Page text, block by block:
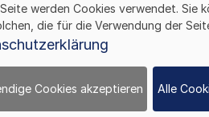
des
werden Cookies verwendet. Sie
die für die Verwendung der
Cookies akzeptieren Alle